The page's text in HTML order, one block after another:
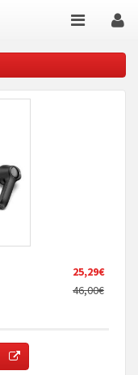
25,29€
46,00€